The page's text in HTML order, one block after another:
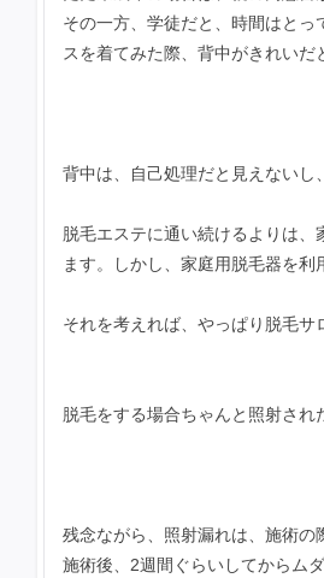
その一方、学徒だと、時間はと
スを着てみた際、背中がきれいだ
背中は、自己処理だと見えないし
脱毛エステに通い続けるよりは
ます。しかし、家庭用脱毛器を
それを考えれば、やっぱり脱毛サ
脱毛をする場合ちゃんと照射され
残念ながら、照射漏れは、施術の
施術後、2週間ぐらいしてからム